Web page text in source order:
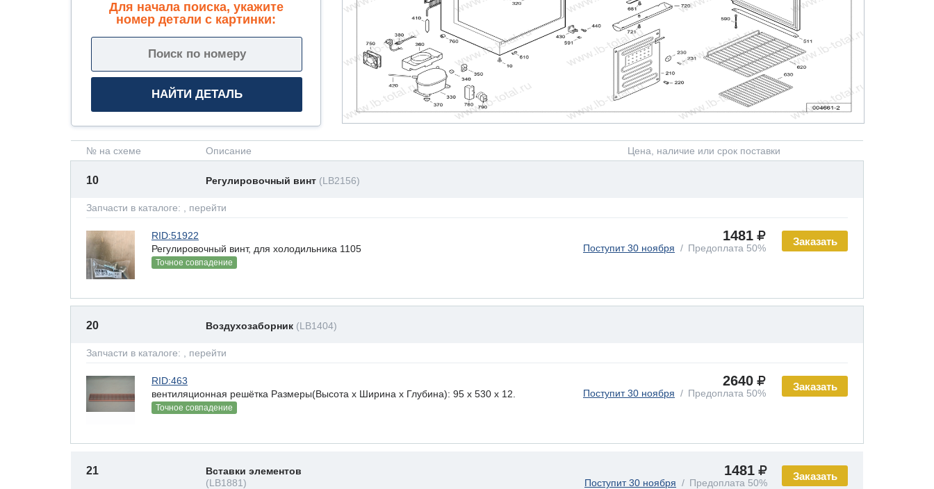
Для начала поиска, укажите
номер детали с картинки:
№ на схеме Описание Цена, наличие или срок поставки
10 Регулировочный винт (LB2156)
Запчасти в каталоге: , перейти
Заказать
RID:51922
Регулировочный винт, для холодильника 1105
Точное совпадение
1481
Поступит 30 ноября Предоплата 50%
20 Воздухозаборник (LB1404)
Запчасти в каталоге: , перейти
Заказать
RID:463
вентиляционная решётка Размеры(Высота х Ширина х Глубина): 95 x 530 х 12.
Точное совпадение
2640
Поступит 30 ноября Предоплата 50%
Заказать
21
Вставки элементов
(LB1881)
1481
Поступит 30 ноября Предоплата 50%